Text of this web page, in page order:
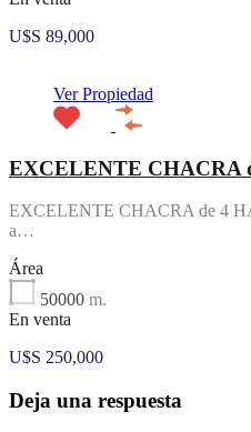
U$S 89,000
Ver Propiedad
EXCELENTE CHACRA
EXCELENTE CHACRA de 4
a…
Área
50000 m.
En venta
U$S 250,000
Deja una respuesta